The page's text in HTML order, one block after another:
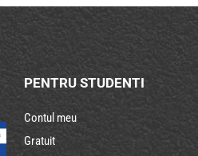
PENTRU STUDENTI
Contul meu
Gratuit